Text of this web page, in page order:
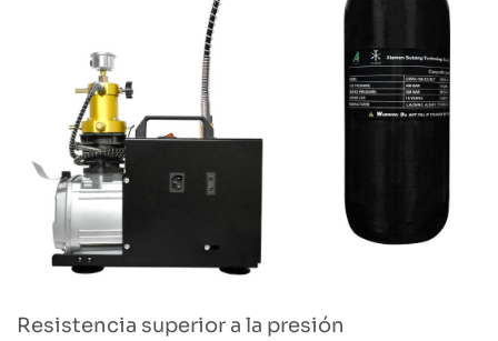
Resistencia superior a la presión